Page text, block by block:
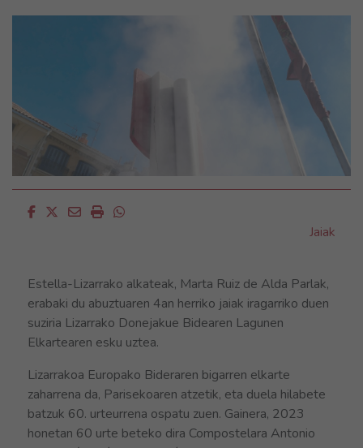
Facebook
Twitter
EmailImprimirWhatsapp
Jaiak
Estella-Lizarrako alkateak, Marta Ruiz de Alda Parlak,
erabaki du abuztuaren 4an herriko jaiak iragarriko duen
suziria Lizarrako Donejakue Bidearen Lagunen
Elkartearen esku uztea.
Lizarrakoa Europako Bideraren bigarren elkarte
zaharrena da, Parisekoaren atzetik, eta duela hilabete
batzuk 60. urteurrena ospatu zuen. Gainera, 2023
honetan 60 urte beteko dira Compostelara Antonio